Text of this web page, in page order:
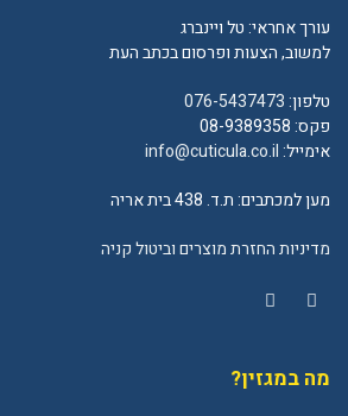
עורך אחראי: טל ויינברג
למשוב, הצעות ופרסום בכתב העת
טלפון:076-5437473
פקס: 08-9389358
אימייל:info@cuticula.co.il
מען למכתבים: ת.ד. 438 בית אריה
מדיניות החזרת מוצרים וביטול קניה
מה במגזין?